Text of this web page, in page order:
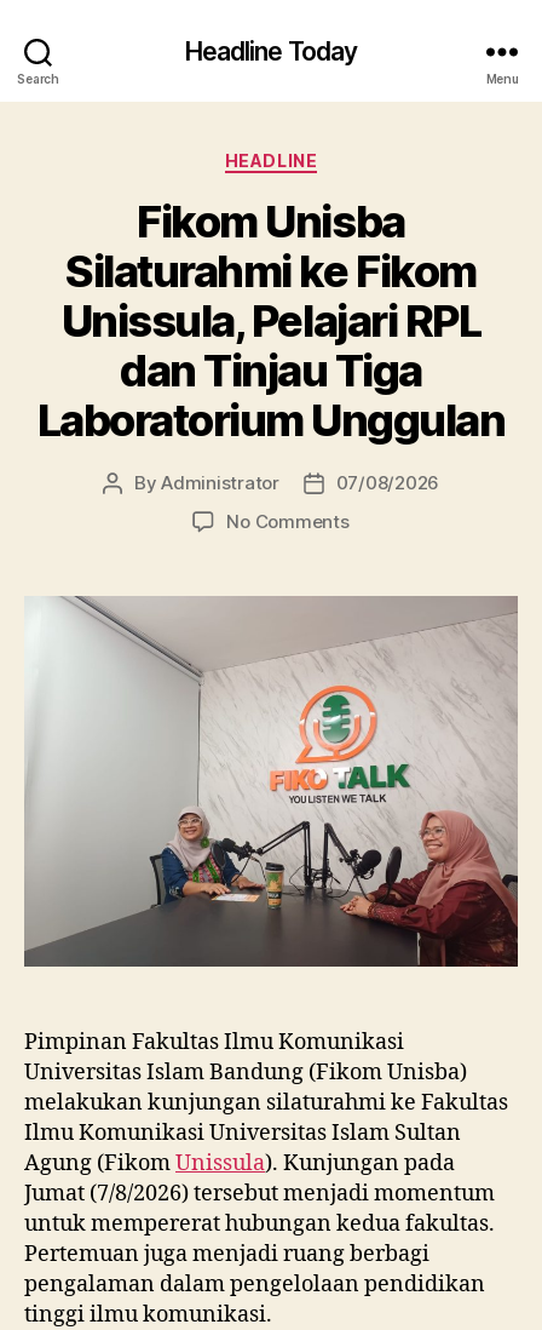
Search
Headline Today
Menu
Categories
HEADLINE
Fikom Unisba
Silaturahmi ke Fikom
Unissula, Pelajari RPL
dan Tinjau Tiga
Laboratorium Unggulan
PostByAdministrator
Post07/08/2026
No Commentson
Silaturahmi
Fikom
Unissula,
Pelajari
RPL
dan
Tinjau
Tiga
Laboratorium
Unggulan
Pimpinan Fakultas Ilmu Komunikasi
Universitas Islam Bandung (Fikom Unisba)
melakukan kunjungan silaturahmi ke Fakultas
Ilmu Komunikasi Universitas Islam Sultan
Agung (FikomUnissula). Kunjungan pada
Jumat (7/8/2026) tersebut menjadi momentum
untuk mempererat hubungan kedua fakultas.
Pertemuan juga menjadi ruang berbagi
pengalaman dalam pengelolaan pendidikan
tinggi ilmu komunikasi.